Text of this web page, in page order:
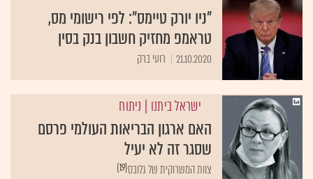
"ניו יורק טיימס": לפי רישומי מס,
טראמפ מחזיק חשבון בנק בסין
21.10.2020 רועי ברק
ישראל ביתנו | ניתוח
האם ארגון הבריאות העולמי פרסם
שסגר זה לא יעיל
{19}צוות המשרוקית של גלובס